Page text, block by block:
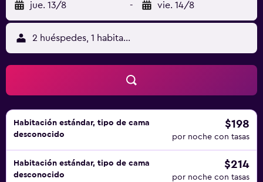
jue. 13/8 - vie. 14/8
2 huéspedes, 1 habitación
Habitación estándar, tipo de cama
desconocido
$198
por noche con tasas
Habitación estándar, tipo de cama
desconocido
$214
por noche con tasas